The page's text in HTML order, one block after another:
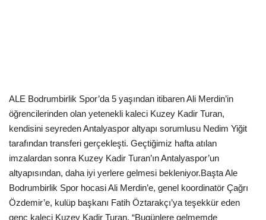
ALE Bodrumbirlik Spor’da 5 yaşından itibaren Ali Merdin’in
öğrencilerinden olan yetenekli kaleci Kuzey Kadir Turan,
kendisini seyreden Antalyaspor altyapı sorumlusu Nedim Yiğit
tarafından transferi gerçekleşti. Geçtiğimiz hafta atılan
imzalardan sonra Kuzey Kadir Turan’ın Antalyaspor’un
altyapısından, daha iyi yerlere gelmesi bekleniyor.Başta Ale
Bodrumbirlik Spor hocasi Ali Merdin’e, genel koordinatör Çağrı
Özdemir’e, kulüp başkanı Fatih Öztarakçı’ya teşekkür eden
genç kaleci Kuzey Kadir Turan, “Bugünlere gelmemde